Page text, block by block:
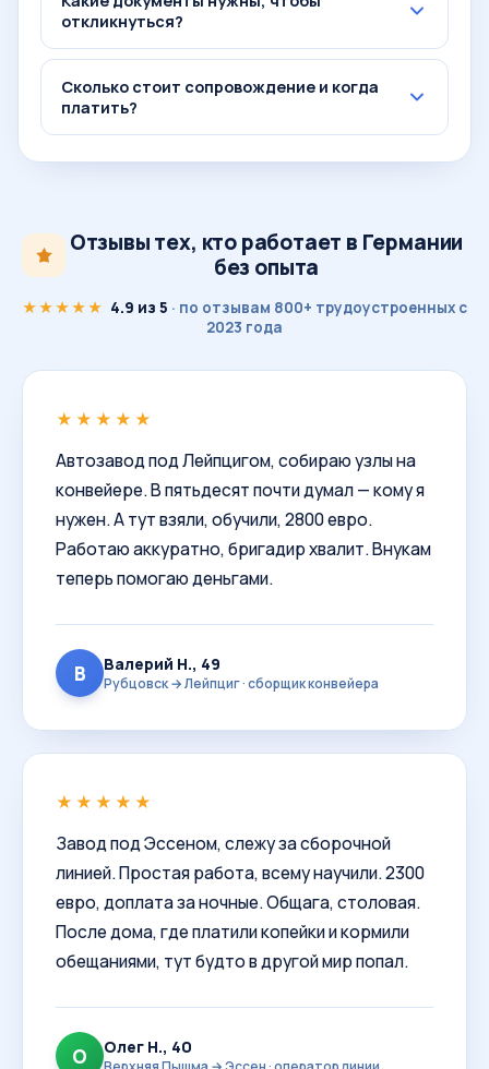
откликнуться?
Сколько стоит сопровождение и когда
платить?
Отзывы тех, кто работает в Германии
без опыта
★★★★★ 4.9 из 5 · по отзывам 800+ трудоустроенных с
2023 года
★★★★★
Автозавод под Лейпцигом, собираю узлы на
конвейере. В пятьдесят почти думал — кому я
нужен. А тут взяли, обучили, 2800 евро.
Работаю аккуратно, бригадир хвалит. Внукам
теперь помогаю деньгами.
В Валерий Н., 49
Рубцовск → Лейпциг · сборщик конвейера
★★★★★
Завод под Эссеном, слежу за сборочной
линией. Простая работа, всему научили. 2300
евро, доплата за ночные. Общага, столовая.
После дома, где платили копейки и кормили
обещаниями, тут будто в другой мир попал.
О Олег Н., 40